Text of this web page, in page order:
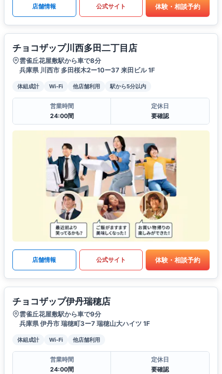
店舗情報 公式サイト 体験・相談予約
チョコザップ川西多田二丁目店
雲雀丘花屋敷駅から車で8分
兵庫県 川西市 多田桜木2ー10ー37 来田ビル 1F
体組成計 Wi-Fi 他店舗利用 駅から5分以内
営業時間
24:00間
定休日
要確認
店舗情報 公式サイト 体験・相談予約
チョコザップ伊丹瑞穂店
雲雀丘花屋敷駅から車で9分
兵庫県 伊丹市 瑞穂町3ー7 瑞穂山大ハイツ 1F
体組成計 Wi-Fi 他店舗利用
営業時間
24:00間
定休日
要確認